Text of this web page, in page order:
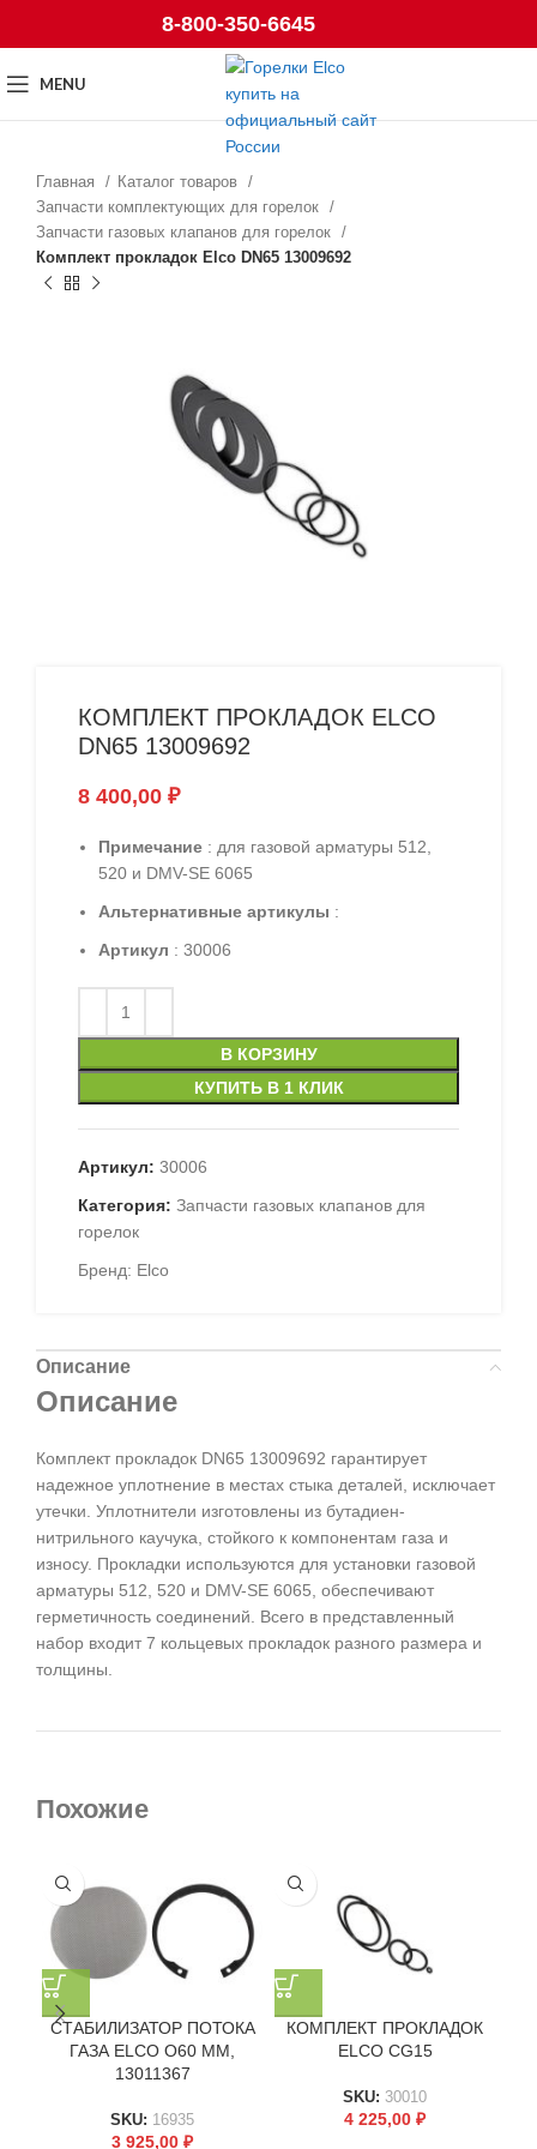
8-800-350-6645
MENU
Главная
Каталог товаров
Запчасти комплектующих для горелок
Запчасти газовых клапанов для горелок
Комплект прокладок Elco DN65 13009692
КОМПЛЕКТ ПРОКЛАДОК ELCO
DN65 13009692
8 400,00 ₽
Примечание : для газовой арматуры 512,
520 и DMV-SE 6065
Альтернативные артикулы :
Артикул : 30006
В КОРЗИНУ
КУПИТЬ В 1 КЛИК
Артикул: 30006
Категория: Запчасти газовых клапанов для
горелок
Бренд: Elco
Описание
Описание
Комплект прокладок DN65 13009692 гарантирует
надежное уплотнение в местах стыка деталей, исключает
утечки. Уплотнители изготовлены из бутадиен-
нитрильного каучука, стойкого к компонентам газа и
износу. Прокладки используются для установки газовой
арматуры 512, 520 и DMV-SE 6065, обеспечивают
герметичность соединений. Всего в представленный
набор входит 7 кольцевых прокладок разного размера и
толщины.
Похожие
СТАБИЛИЗАТОР ПОТОКА
ГАЗА ELCO O60 ММ,
13011367
SKU: 16935
3 925,00 ₽
КОМПЛЕКТ ПРОКЛАДОК
ELCO CG15
SKU: 30010
4 225,00 ₽